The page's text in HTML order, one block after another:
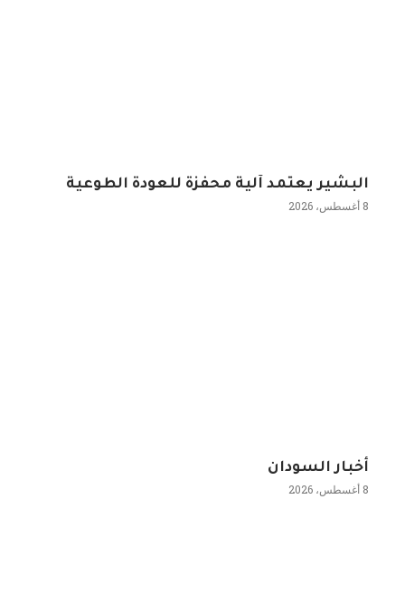
البشير يعتمد آلية محفزة للعودة الطوعية
8 أغسطس، 2026
أخبار السودان
8 أغسطس، 2026